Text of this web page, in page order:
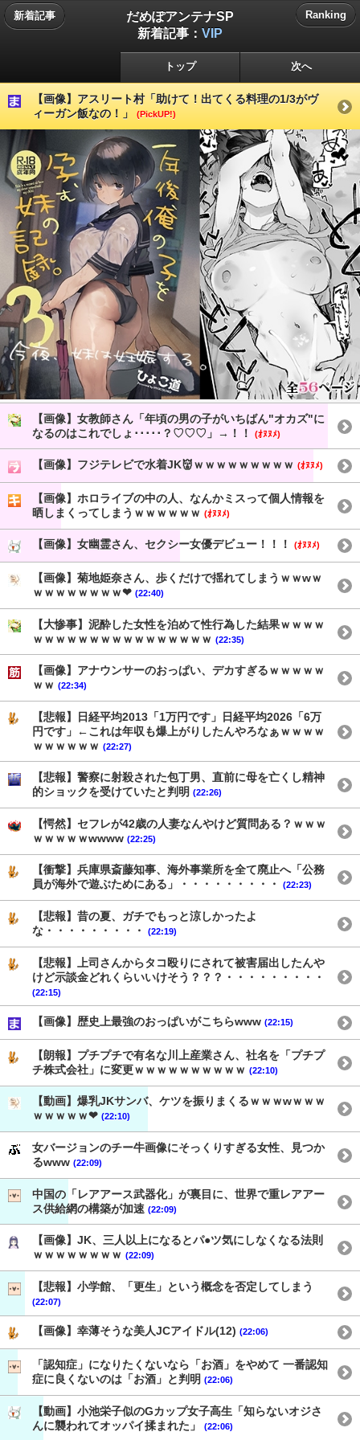
新着記事
だめぽアンテナSP
新着記事： VIP
Ranking
トップ 次へ
【画像】アスリート村「助けて！出てくる料理の1/3がヴ
ィーガン飯なの！」
(PickUP!)
【画像】女教師さん「年頃の男の子がいちばん"オカズ"に
なるのはこれでしょ･････？♡♡♡」→！！
(ｵﾇﾇﾒ)
【画像】フジテレビで水着JK👹ｗｗｗｗｗｗｗｗｗ (ｵﾇﾇﾒ)
【画像】ホロライブの中の人、なんかミスって個人情報を
晒しまくってしまうｗｗｗｗｗｗ (ｵﾇﾇﾒ)
【画像】女幽霊さん、セクシー女優デビュー！！！ (ｵﾇﾇﾒ)
【画像】菊地姫奈さん、歩くだけで揺れてしまうｗｗwｗ
ｗｗｗｗｗｗｗｗ❤ (22:40)
【大惨事】泥酔した女性を泊めて性行為した結果ｗｗｗｗ
ｗｗｗｗｗｗｗｗｗｗｗｗｗｗｗｗ (22:35)
【画像】アナウンサーのおっぱい、デカすぎるｗｗｗｗｗ
ｗｗ (22:34)
【悲報】日経平均2013「1万円です」日経平均2026「6万
円です」←これは年収も爆上がりしたんやろなぁｗｗｗｗ
ｗｗｗｗｗｗ (22:27)
【悲報】警察に射殺された包丁男、直前に母を亡くし精神
的ショックを受けていたと判明 (22:26)
【愕然】セフレが42歳の人妻なんやけど質問ある？ｗｗｗ
ｗｗｗｗｗwwww (22:25)
【衝撃】兵庫県斎藤知事、海外事業所を全て廃止へ「公務
員が海外で遊ぶためにある」・・・・・・・・・
(22:23)
【悲報】昔の夏、ガチでもっと涼しかったよ
な・・・・・・・・・
(22:19)
【悲報】上司さんからタコ殴りにされて被害届出したんや
けど示談金どれくらいいけそう？？？・・・・・・・・・
(22:15)
【画像】歴史上最強のおっぱいがこちらwww (22:15)
【朗報】プチプチで有名な川上産業さん、社名を「プチプ
チ株式会社」に変更ｗｗｗｗｗｗｗｗｗｗ (22:10)
【動画】爆乳JKサンバ、ケツを振りまくるｗｗｗwｗｗｗ
ｗｗｗｗｗ❤ (22:10)
女バージョンのチー牛画像にそっくりすぎる女性、見つか
るwww (22:09)
中国の「レアアース武器化」が裏目に、世界で重レアアー
ス供給網の構築が加速 (22:09)
【画像】JK、三人以上になるとパ●ツ気にしなくなる法則
ｗｗｗｗｗｗｗｗ (22:09)
【悲報】小学館、「更生」という概念を否定してしまう
(22:07)
【画像】幸薄そうな美人JCアイドル(12) (22:06)
「認知症」になりたくないなら「お酒」をやめて 一番認知
症に良くないのは「お酒」と判明 (22:06)
【動画】小池栄子似のGカップ女子高生「知らないオジさ
んに襲われてオッパイ揉まれた」
(22:06)